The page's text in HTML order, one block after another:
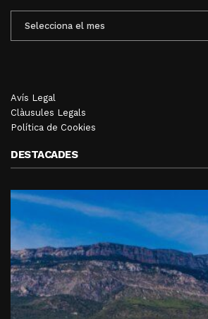
MENSUALS
Avís Legal
Clàusules Legals
Política de Cookies
DESTACADES